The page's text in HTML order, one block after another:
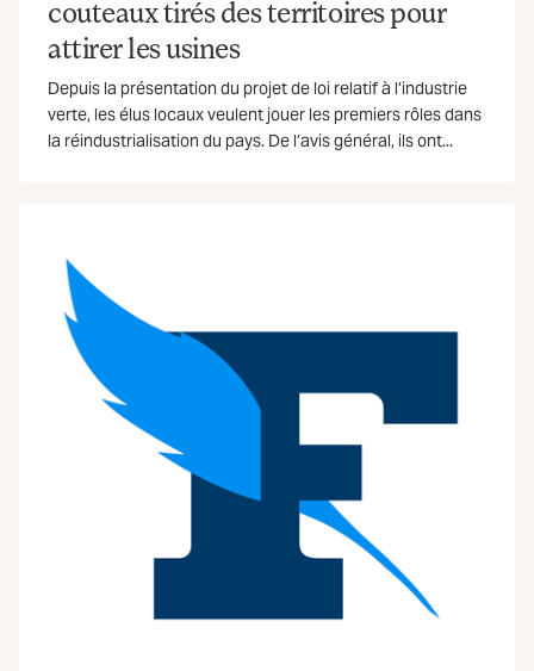
couteaux tirés des territoires pour
attirer les usines
Depuis la présentation du projet de loi relatif à l’industrie
verte, les élus locaux veulent jouer les premiers rôles dans
la réindustrialisation du pays. De l’avis général, ils ont...